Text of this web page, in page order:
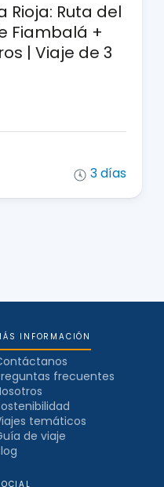
Rioja: Ruta del
Fiambalá +
| Viaje de 3
3 días
INFORMACIÓN
frecuentes
temáticos
de viaje